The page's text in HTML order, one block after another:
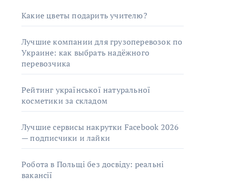
Какие цветы подарить учителю?
Лучшие компании для грузоперевозок по
Украине: как выбрать надёжного
перевозчика
Рейтинг української натуральної
косметики за складом
Лучшие сервисы накрутки Facebook 2026
— подписчики и лайки
Робота в Польщі без досвіду: реальні
вакансії